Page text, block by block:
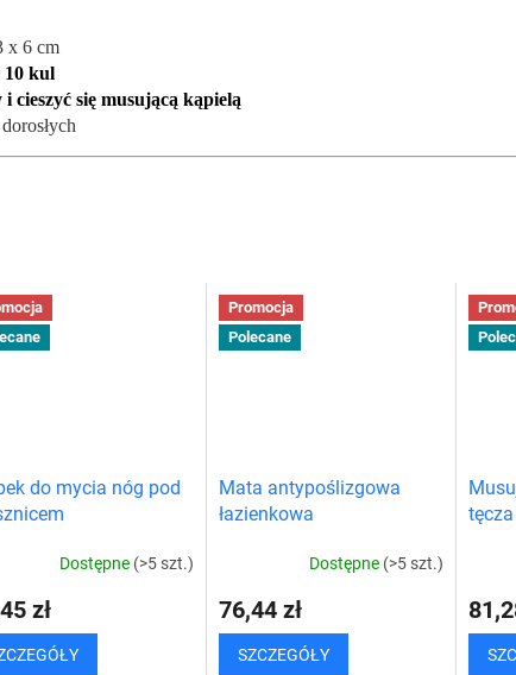
x 6 cm
10 kul
cieszyć się musującą kąpielą
do mycia nóg pod
Dostępne (>5 szt.)
zł
Promocja
Polecane
Mata antypoślizgowa
łazienkowa
Dostępne (>5 szt.)
76,44 zł
SZCZEGÓŁY
tęcza